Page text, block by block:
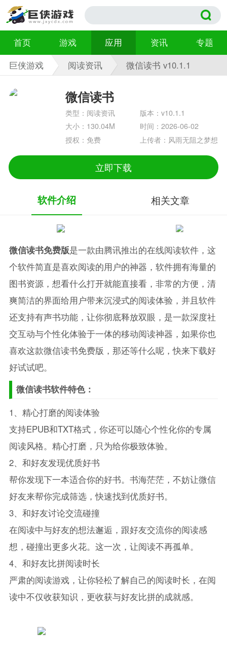
首页 游戏 应用 资讯
专题
巨侠游戏
阅读资讯 微信读书 v10.1.1
微信读书
类型：阅读资讯
版本：v10.1.1
大小：130.04M
时间：2026-06-02
授权：免费
上传者：风雨无阻之梦想
立即下载
软件介绍 相关文章
微信读书免费版是一款由腾讯推出的在线阅读软件，这
个软件简直是喜欢阅读的用户的神器，软件拥有海量的
图书资源，想看什么打开就能直接看，非常的方便，清
爽简洁的界面给用户带来沉浸式的阅读体验，并且软件
还支持有声书功能，让你彻底释放双眼，是一款深度社
交互动与个性化体验于一体的移动阅读神器，如果你也
喜欢这款微信读书免费版，那还等什么呢，快来下载好
好试试吧。
微信读书软件特色：
1、精心打磨的阅读体验
支持EPUB和TXT格式，你还可以随心个性化你的专属
阅读风格。精心打磨，只为给你极致体验。
2、和好友发现优质好书
帮你发现下一本适合你的好书。书海茫茫，不妨让微信
好友来帮你完成筛选，快速找到优质好书。
3、和好友讨论交流碰撞
在阅读中与好友的想法邂逅，跟好友交流你的阅读感
想，碰撞出更多火花。这一次，让阅读不再孤单。
4、和好友比拼阅读时长
严肃的阅读游戏，让你轻松了解自己的阅读时长，在阅
读中不仅收获知识，更收获与好友比拼的成就感。